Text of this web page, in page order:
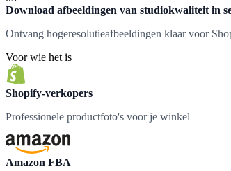
Download afbeeldingen van studiokwaliteit in
Ontvang hogeresolutieafbeeldingen klaar voor
Voor wie het is
Shopify-verkopers
Professionele productfoto's voor je winkel
Amazon FBA